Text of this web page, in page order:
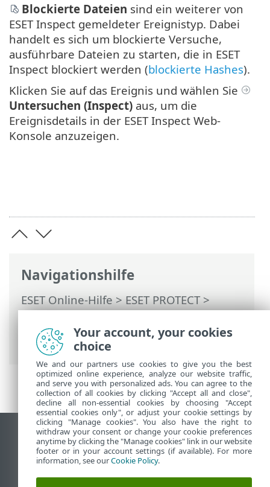
Navigationshilfe
ESET Online-Hilfe>ESET PROTECT>
Verwendung von ESET PROTECT>ESET
PROTECT Hauptmenü>Ereignisse> ESET
Inspect
Blockierte Dateien sind ein weiterer von
ESET Inspect gemeldeter Ereignistyp. Dabei
handelt es sich um blockierte Versuche,
ausführbare Dateien zu starten, die in ESET
Inspect blockiert werden (blockierte Hashes).
Klicken Sie auf das Ereignis und wählen Sie
Untersuchen (Inspect) aus, um die
Ereignisdetails in der ESET Inspect Web-
Konsole anzuzeigen.
Desktop-Site anzeigen
End of Life
ESET Knowledgebase
ESET-Forum
Your account, your cookies
choice
We and our partners use cookies to give you the best
optimized online experience, analyze our website traffic,
and serve you with personalized ads. You can agree to the
collection of all cookies by clicking "Accept all and close",
decline all non-essential cookies by choosing "Accept
essential cookies only", or adjust your cookie settings by
clicking "Manage cookies". You also have the right to
withdraw your consent or change your cookie preferences
anytime by clicking the "Manage cookies" link in our website
footer or in your account settings (if available). For more
information, see ourCookie Policy.